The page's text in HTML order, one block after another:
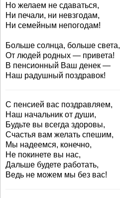
Но желаем не сдаваться,
Ни печали, ни невзгодам,
Ни семейным непогодам!
Больше солнца, больше света,
От людей родных — привета!
В пенсионный Ваш денек —
Наш радушный поздравок!
С пенсией вас поздравляем,
Наш начальник от души,
Будьте вы всегда здоровы,
Счастья вам желать спешим,
Мы надеемся, конечно,
Не покинете вы нас,
Дальше будете работать,
Ведь не можем мы без вас!